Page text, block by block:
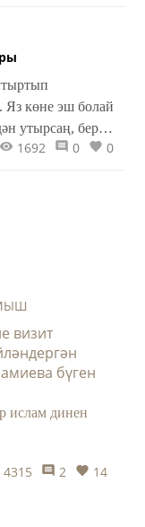
көне эш болай
утырсаң, бер
вак суганны
1692 0 0
визит
бүген
ислам динен
4315 2 14